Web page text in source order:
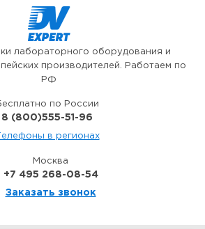
лабораторного оборудования и
производителей. Работаем по
РФ
по России
8 (800)555-51-96
в регионах
Москва
+7 495 268-08-54
Заказать звонок